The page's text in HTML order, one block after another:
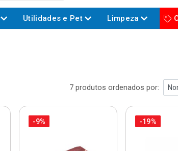
Utilidades e Pet Limpeza
7 produtos ordenados por:
-9% -19%